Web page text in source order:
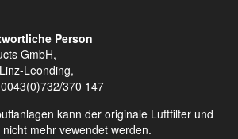
Person
GmbH,
Leonding,
370 147
kann der originale Luftfilter und
mehr vewendet werden.